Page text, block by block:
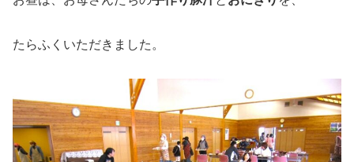
たらふくいただきました。